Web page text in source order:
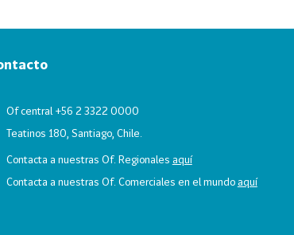
Of central +56 2 3322 0000
Teatinos 180, Santiago, Chile.
Contacta a nuestras Of. Regionales aquí
Contacta a nuestras Of. Comerciales en el mundoaquí